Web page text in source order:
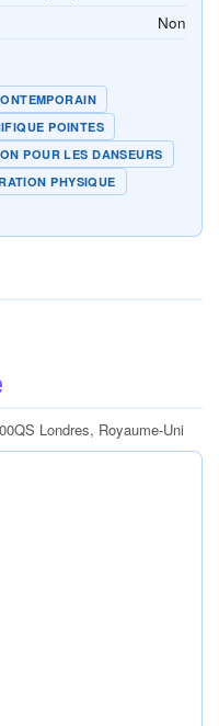
Non
POINTES
POUR LES DANSEURS
PHYSIQUE
Londres, Royaume-Uni